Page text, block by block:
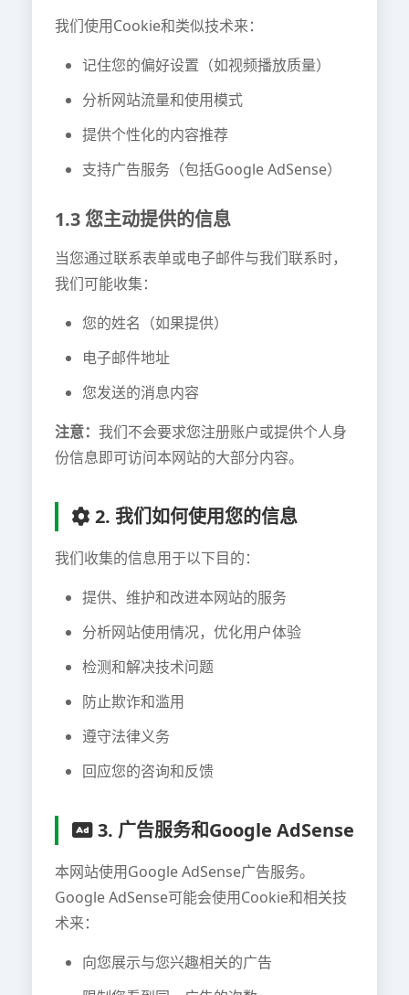
我们使用Cookie和类似技术来：
记住您的偏好设置（如视频播放质量）
分析网站流量和使用模式
提供个性化的内容推荐
支持广告服务（包括Google AdSense）
1.3 您主动提供的信息
当您通过联系表单或电子邮件与我们联系时，
我们可能收集：
您的姓名（如果提供）
电子邮件地址
您发送的消息内容
注意： 我们不会要求您注册账户或提供个人身
份信息即可访问本网站的大部分内容。
2. 我们如何使用您的信息
我们收集的信息用于以下目的：
提供、维护和改进本网站的服务
分析网站使用情况，优化用户体验
检测和解决技术问题
防止欺诈和滥用
遵守法律义务
回应您的咨询和反馈
3. 广告服务和Google AdSense
本网站使用Google AdSense广告服务。
Google AdSense可能会使用Cookie和相关技
术来：
向您展示与您兴趣相关的广告